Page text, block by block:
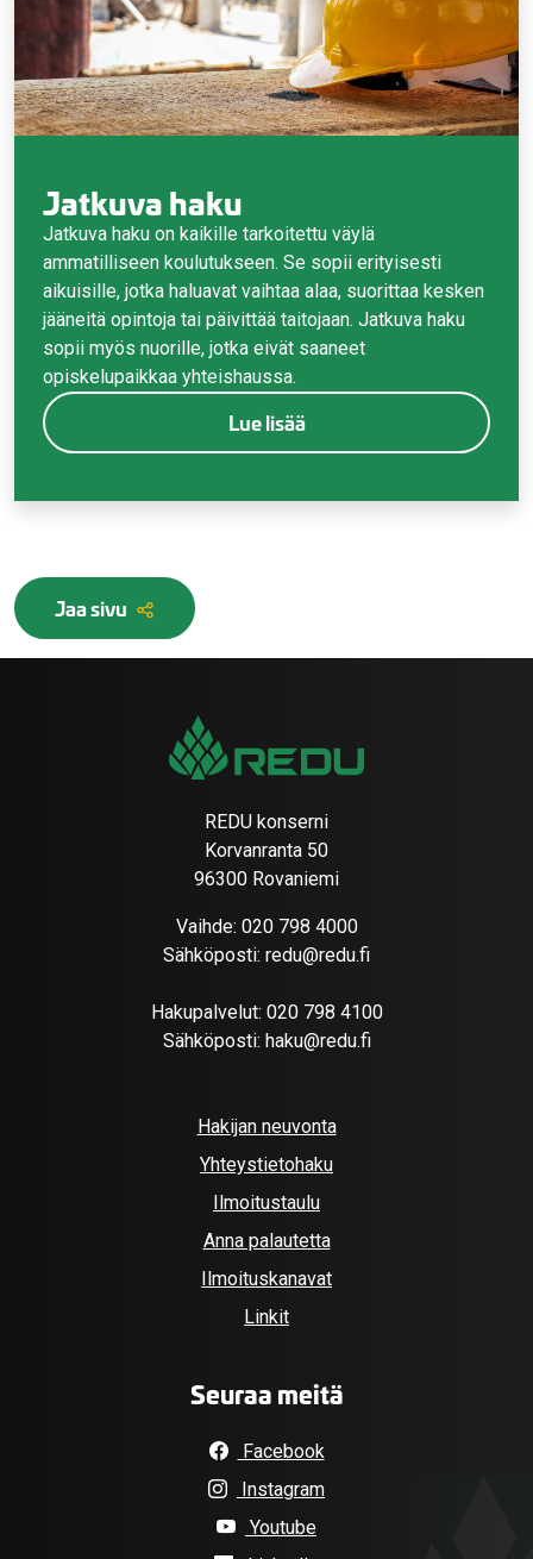
Jatkuva haku
Jatkuva haku on kaikille tarkoitettu väylä
ammatilliseen koulutukseen. Se sopii erityisesti
aikuisille, jotka haluavat vaihtaa alaa, suorittaa kesken
jääneitä opintoja tai päivittää taitojaan. Jatkuva haku
sopii myös nuorille, jotka eivät saaneet
opiskelupaikkaa yhteishaussa.
Lue lisää
Jaa sivu
REDU konserni
Korvanranta 50
96300 Rovaniemi
Vaihde: 020 798 4000
Sähköposti: redu@redu.fi
Hakupalvelut: 020 798 4100
Sähköposti: haku@redu.fi
Hakijan neuvonta
Yhteystietohaku
Ilmoitustaulu
Anna palautetta
Ilmoituskanavat
Linkit
Seuraa meitä
Facebook
Instagram
Youtube